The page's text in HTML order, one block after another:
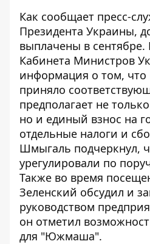
Как сообщает пресс-
Президента Украины,
выплачены в сентябре.
Кабинета Министров
информация о том, что
приняло
предполагает не только
но и единый взнос на
отдельные налоги и
Шмыгаль подчеркнул,
урегулировали по
Также во время
Зеленский обсудил и
руководством
он отметил
для "Южмаша".